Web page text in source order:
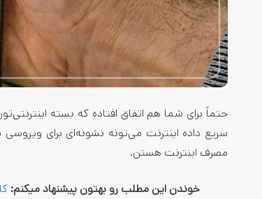
حتماً برای شما هم اتفاق افتاده که بسته
سریع داده اینترنت می‌تونه نشونه‌ای برای
مصرف اینترنت هستن.
خوندن این مطلب رو بهتون پیشنهاد میکنم: